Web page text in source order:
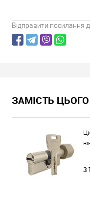
Відправити посилання
ЗАМІСТЬ
3